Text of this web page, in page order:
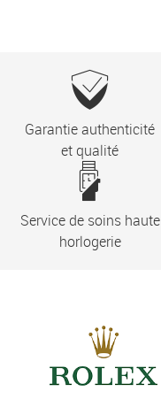
Garantie authenticité
et qualité
Service de soins haute
horlogerie